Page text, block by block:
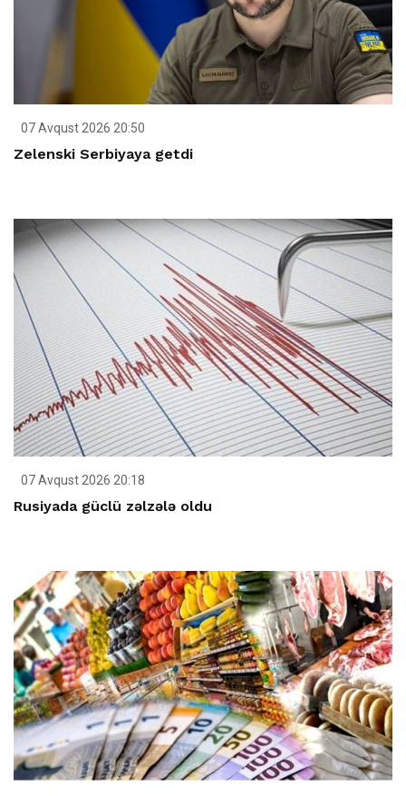
07 Avqust 2026 20:50
Zelenski Serbiyaya getdi
07 Avqust 2026 20:18
Rusiyada güclü zəlzələ oldu